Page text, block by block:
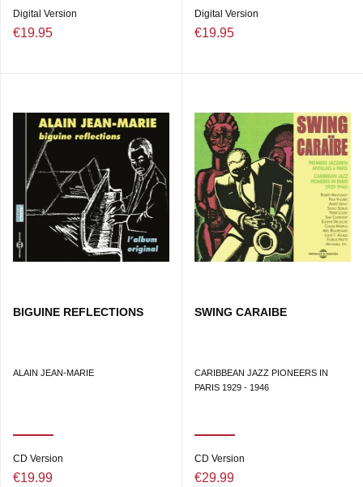
Digital Version
€19.95
Digital Version
€19.95
BIGUINE REFLECTIONS
ALAIN JEAN-MARIE
CD Version
€19.99
SWING CARAIBE
CARIBBEAN JAZZ PIONEERS IN
PARIS 1929 - 1946
CD Version
€29.99